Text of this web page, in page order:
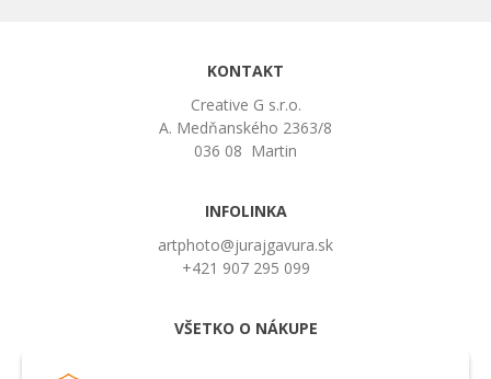
KONTAKT
Creative G s.r.o.
A. Medňanského 2363/8
036 08 Martin
INFOLINKA
artphoto@jurajgavura.sk
+421 907 295 099
VŠETKO O NÁKUPE